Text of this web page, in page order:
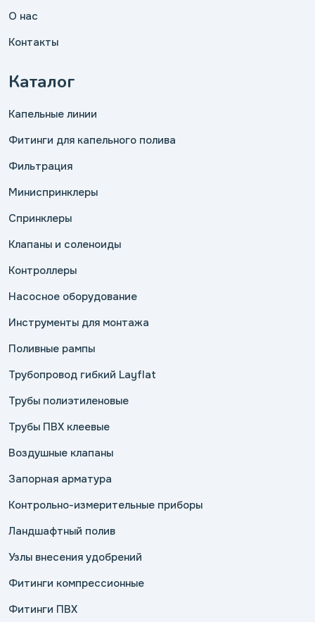
О нас
Контакты
Каталог
Капельные линии
Фитинги для капельного полива
Фильтрация
Миниспринклеры
Спринклеры
Клапаны и соленоиды
Контроллеры
Насосное оборудование
Инструменты для монтажа
Поливные рампы
Трубопровод гибкий Layflat
Трубы полиэтиленовые
Трубы ПВХ клеевые
Воздушные клапаны
Запорная арматура
Контрольно-измерительные приборы
Ландшафтный полив
Узлы внесения удобрений
Фитинги компрессионные
Фитинги ПВХ